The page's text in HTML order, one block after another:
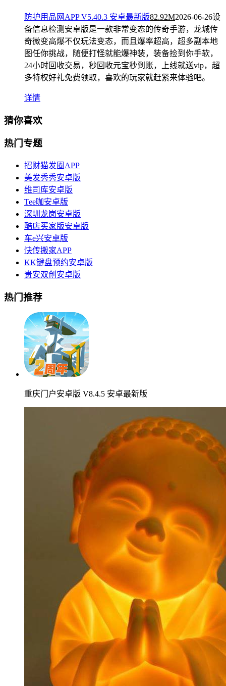
防护用品网APP V5.40.3 安卓最新版82.92M2026-06-26设
备信息检测安卓版是一款非常变态的传奇手游，龙城传
奇微变高爆不仅玩法变态，而且爆率超高，超多副本地
图任你挑战，随便打怪就能爆神装，装备捡到你手软，
24小时回收交易，秒回收元宝秒到账，上线就送vip，超
多特权好礼免费领取，喜欢的玩家就赶紧来体验吧。
详情
猜你喜欢
热门专题
招财猫发圈APP
美发秀秀安卓版
维司库安卓版
Tee咖安卓版
深圳龙岗安卓版
酷店买家版安卓版
车e兴安卓版
快传搬家APP
KK键盘预约安卓版
贵安双创安卓版
热门推荐
重庆门户安卓版 V8.4.5 安卓最新版